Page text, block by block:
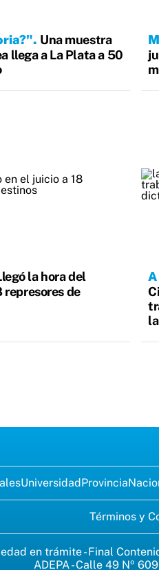
Una muestra
llega a La Plata a 50
la hora del
represores de
UniversidadProvincia
Términos y
en trámite - Final
ADEPA - Calle 49 Nº